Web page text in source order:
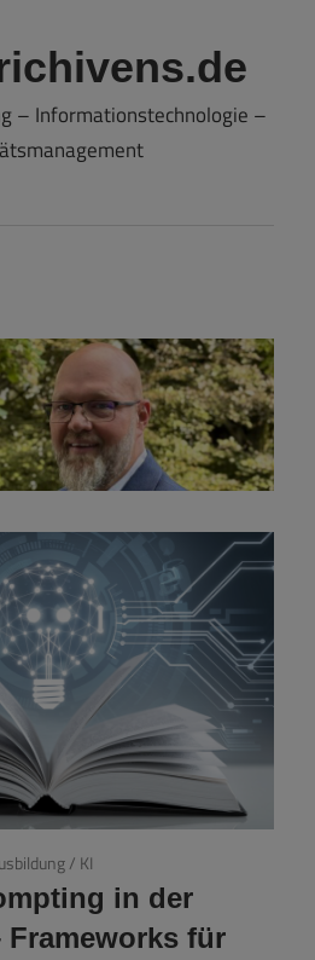
– Informationstechnologie –
/ KI
in der
für